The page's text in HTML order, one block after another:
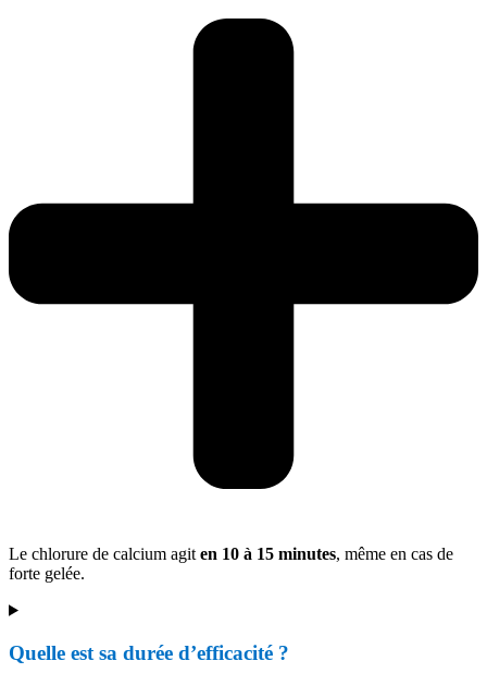
Le chlorure de calcium agit en 10 à 15 minutes, même en cas de
forte gelée.
Quelle est sa durée d’efficacité ?